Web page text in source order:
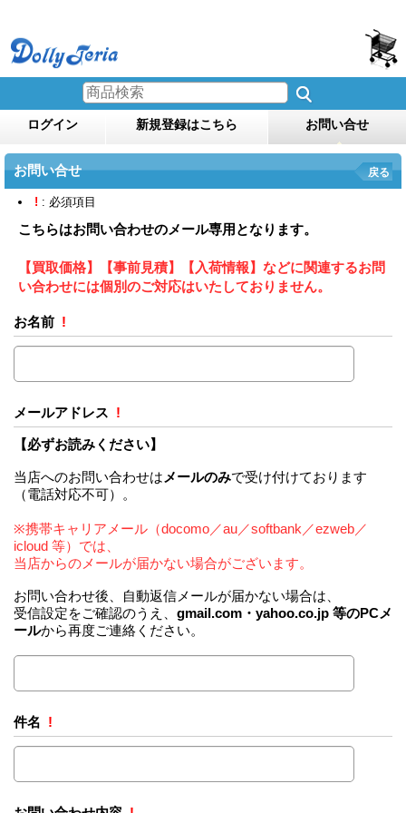
ログイン 新規登録はこちら お問い合せ
お問い合せ 戻る
! : 必須項目
こちらはお問い合わせのメール専用となります。
【買取価格】【事前見積】【入荷情報】などに関連するお問
い合わせには個別のご対応はいたしておりません。
お名前 !
メールアドレス !
【必ずお読みください】
当店へのお問い合わせは メールのみで受け付けております
（電話対応不可）。
※携帯キャリアメール（docomo／au／softbank／ezweb／
icloud 等）では、
当店からのメールが届かない場合がございます。
お問い合わせ後、自動返信メールが届かない場合は、
受信設定をご確認のうえ、 gmail.com・yahoo.co.jp 等のPCメ
ールから再度ご連絡ください。
件名 !